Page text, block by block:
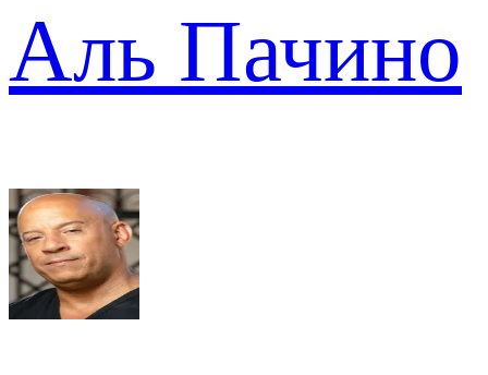
Аль Пачино